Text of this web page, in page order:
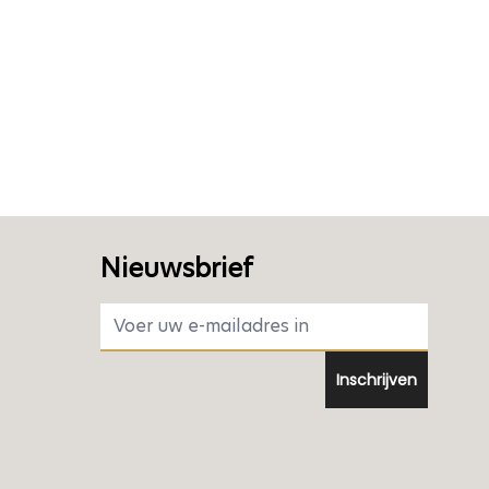
Nieuwsbrief
E-mail adres
Inschrijven